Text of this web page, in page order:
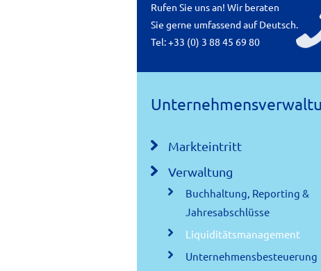
Rufen Sie uns an! Wir beraten
Sie gerne umfassend auf Deutsch.
Tel:+33 (0) 3 88 45 69 80
Markteintritt
Verwaltung
Buchhaltung, Reporting &
Jahresabschlüsse
Liquiditätsmanagement
Unternehmensbesteuerung